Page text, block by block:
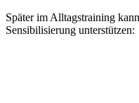
Später im Alltagstraining
Sensibilisierung unterstützen: